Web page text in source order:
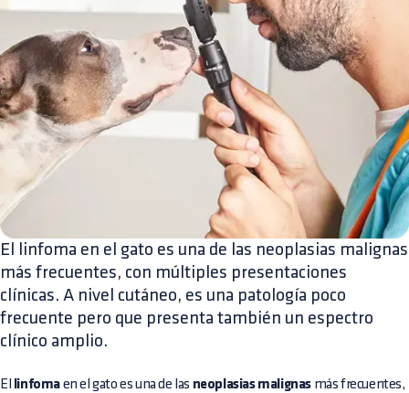
El linfoma en el gato es una de las neoplasias malignas
más frecuentes, con múltiples presentaciones
clínicas. A nivel cutáneo, es una patología poco
frecuente pero que presenta también un espectro
clínico amplio.
El linfoma en el gato es una de las neoplasias malignas más frecuentes,